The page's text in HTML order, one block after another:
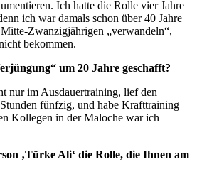
Ich hatte die Rolle vier Jahre
ich war damals schon über 40 Jahre
Zwanzigjährigen „verwandeln“,
bekommen.
um 20 Jahre geschafft?
nur im Ausdauertraining, lief den
fünfzig, und habe Krafttraining
Kollegen in der Maloche war ich
‚Türke Ali‘ die Rolle, die Ihnen am